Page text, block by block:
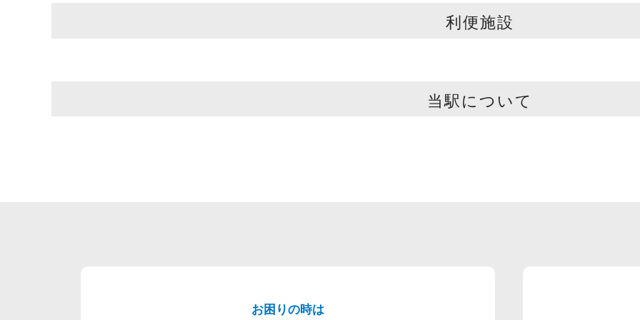
利便施設
当駅について
お困りの時は